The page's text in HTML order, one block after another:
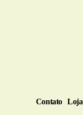
Contato Loja